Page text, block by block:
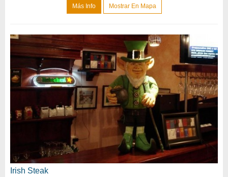
Más Info Mostrar En Mapa
Irish Steak